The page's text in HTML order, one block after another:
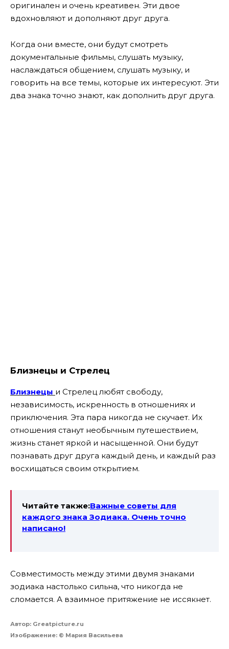
оригинален и очень креативен. Эти двое
вдохновляют и дополняют друг друга.
Когда они вместе, они будут смотреть
документальные фильмы, слушать музыку,
наслаждаться общением, слушать музыку, и
говорить на все темы, которые их интересуют. Эти
два знака точно знают, как дополнить друг друга.
Близнецы и Стрелец
Близнецы и Стрелец любят свободу,
независимость, искренность в отношениях и
приключения. Эта пара никогда не скучает. Их
отношения станут необычным путешествием,
жизнь станет яркой и насыщенной. Они будут
познавать друг друга каждый день, и каждый раз
восхищаться своим открытием.
Читайте также:Важные советы для
каждого знака Зодиака. Очень точно
написано!
Совместимость между этими двумя знаками
зодиака настолько сильна, что никогда не
сломается. А взаимное притяжение не иссякнет.
Автор: Greatpicture.ru
Изображение: © Мария Васильева